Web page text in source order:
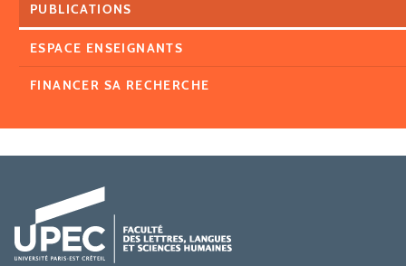
PUBLICATIONS
ESPACE ENSEIGNANTS
FINANCER SA RECHERCHE